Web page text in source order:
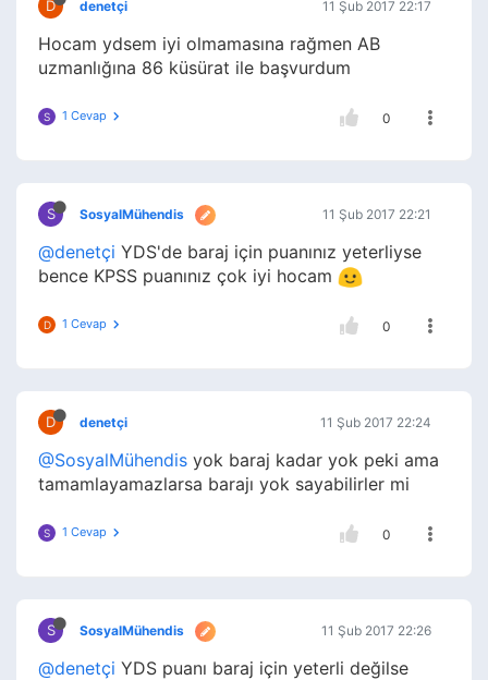
D denetçi 11 Şub 2017 22:17
Hocam ydsem iyi olmamasına rağmen AB
uzmanlığına 86 küsürat ile başvurdum
S 1 Cevap 0
S SosyalMühendis 11 Şub 2017 22:21
@denetçi YDS'de baraj için puanınız yeterliyse
bence KPSS puanınız çok iyi hocam
D 1 Cevap 0
D denetçi 11 Şub 2017 22:24
@SosyalMühendis yok baraj kadar yok peki ama
tamamlayamazlarsa barajı yok sayabilirler mi
S 1 Cevap 0
S SosyalMühendis 11 Şub 2017 22:26
@denetçi YDS puanı baraj için yeterli değilse